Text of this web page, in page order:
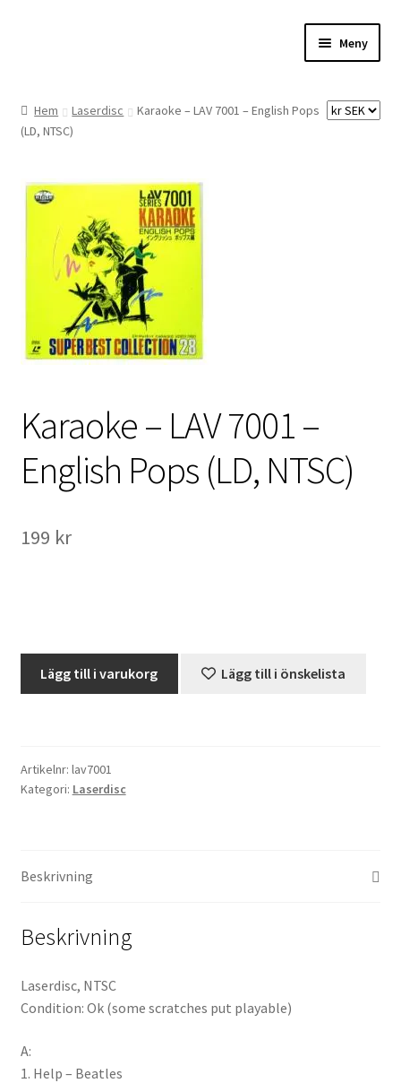
Meny
Digitalisering
Priser
Förbättringar
Önskelista
Checkout
About the checkout
International Checkout
Info
Varukorg
Super 8 / Standard 8
Butik
Super 8 and 16mm on demand
Hem Laserdisc
Karaoke – LAV 7001 – English Pops
(LD, NTSC)
Karaoke – LAV 7001 –
English Pops (LD, NTSC)
199 kr
English
Pops
Lägg till i varukorg Lägg till i önskelista
Artikelnr: lav7001
Kategori: Laserdisc
Beskrivning
Beskrivning
Laserdisc, NTSC
Condition: Ok (some scratches put playable)
A:
1. Help – Beatles